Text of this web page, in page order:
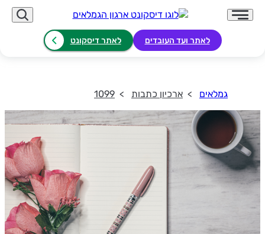
לאתר ועד העובדים לאתר דיסקונט
גמלאים ארכיון כתבות 1099